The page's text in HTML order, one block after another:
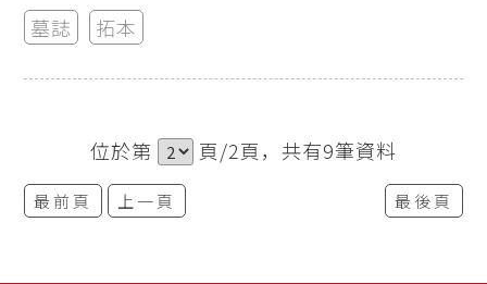
墓誌 拓本
位於第 頁/2頁，共有9筆資料
最前頁 上一頁 最後頁